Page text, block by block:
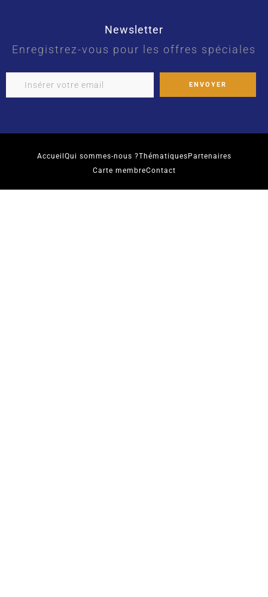
Newsletter
Enregistrez-vous pour les offres spéciales
Accueil Qui sommes-nous ?Thématiques Partenaires
Carte membreContact